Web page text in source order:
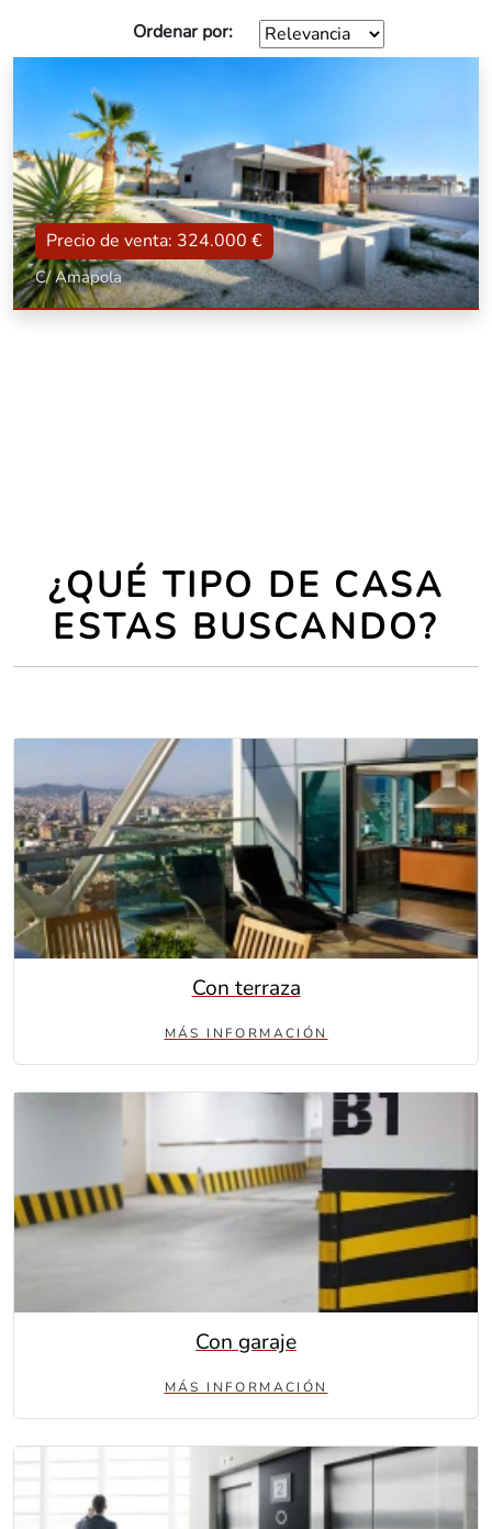
Ordenar por:
Precio de venta: 324.000 €
C/ Amapola
¿QUÉ TIPO DE CASA
ESTAS BUSCANDO?
Con terraza
MÁS INFORMACIÓN
Con garaje
MÁS INFORMACIÓN